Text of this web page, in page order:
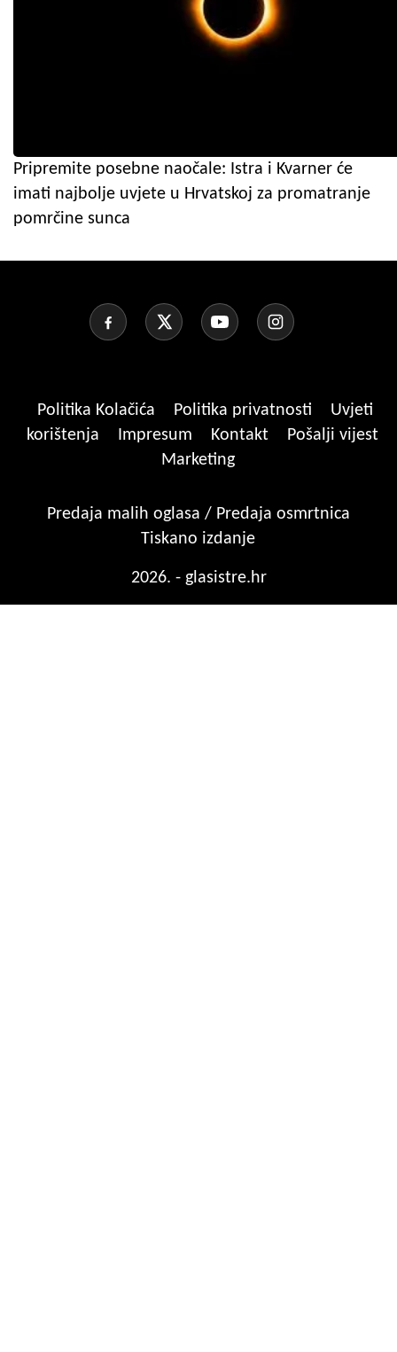
Pripremite posebne naočale: Istra i Kvarner će
imati najbolje uvjete u Hrvatskoj za promatranje
pomrčine sunca
Politika Kolačića Politika privatnosti
Uvjeti
korištenja
Impresum Kontakt
Pošalji vijest
Marketing
Predaja malih oglasa / Predaja osmrtnica
Tiskano izdanje
2026. - glasistre.hr